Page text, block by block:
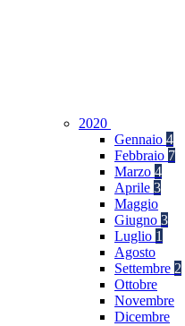
2020
Gennaio 4
Febbraio 7
Marzo 4
Aprile 3
Maggio
Giugno 3
Luglio 1
Agosto
Settembre 2
Ottobre
Novembre
Dicembre